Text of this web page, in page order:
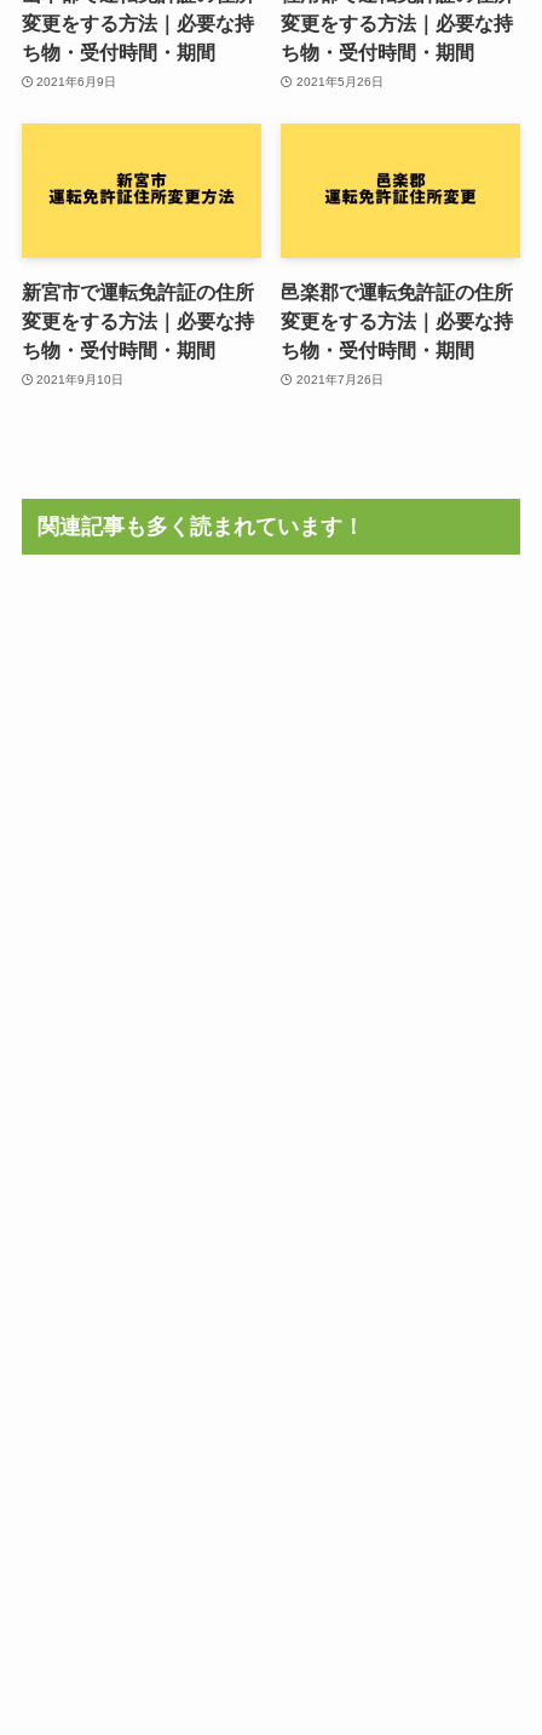
変更をする方法｜必要な持
ち物・受付時間・期間
2021年6月9日
変更をする方法｜必要な持
ち物・受付時間・期間
2021年5月26日
新宮市で運転免許証の住所
変更をする方法｜必要な持
ち物・受付時間・期間
2021年9月10日
邑楽郡で運転免許証の住所
変更をする方法｜必要な持
ち物・受付時間・期間
2021年7月26日
関連記事も多く読まれています！